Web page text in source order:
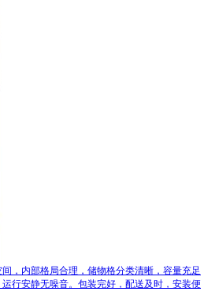
，内部格局合理，储物格分类清晰，容量充足
行安静无噪音。包装完好，配送及时，安装便